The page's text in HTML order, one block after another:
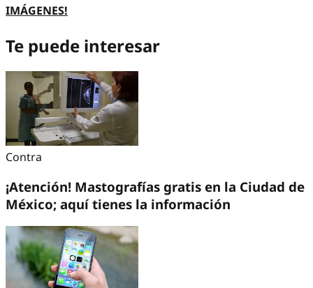
IMÁGENES!
Te puede interesar
Contra
¡Atención! Mastografías gratis en la Ciudad de
México; aquí tienes la información